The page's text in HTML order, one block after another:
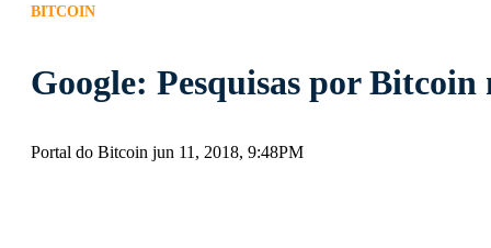
BITCOIN
Google: Pesquisas por
Portal do Bitcoin jun 11, 2018, 9:48PM